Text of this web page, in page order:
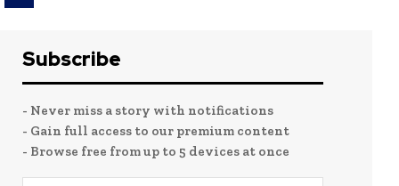
Subscribe
- Never miss a story with notifications
- Gain full access to our premium content
- Browse free from up to 5 devices at once